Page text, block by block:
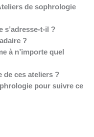
de sophrologie
s’adresse-t-il ?
?
à n’importe quel
de ces ateliers ?
pour suivre ce